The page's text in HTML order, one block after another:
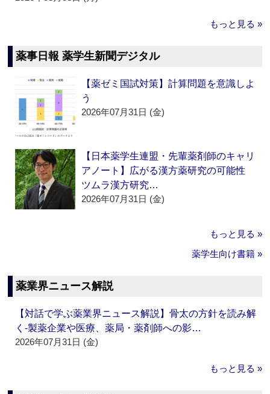
もっと見る »
薬事日報 薬学生新聞デジタル
【薬ゼミ国試対策】計算問題を意識しよ
う
2026年07月31日 (金)
【日本薬学生連盟・先輩薬剤師のキャリ
アノート】広がる漢方薬研究の可能性
ツムラ漢方研究…
2026年07月31日 (金)
もっと見る »
薬学生向け書籍 »
薬業界ニュース解説
【対話で学ぶ薬業界ニュース解説】骨太の方針を読み解
く‐製薬企業や医療、薬局・薬剤師への影…
2026年07月31日 (金)
もっと見る »